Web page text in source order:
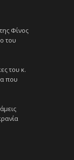
Φίνος
του
του κ.
που